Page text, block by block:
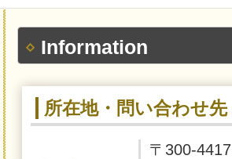
Information
所在地・問い合わせ先
〒300-4417